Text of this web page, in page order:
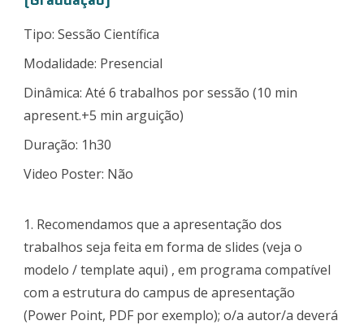
Tipo: Sessão Científica
Modalidade: Presencial
Dinâmica: Até 6 trabalhos por sessão (10 min
apresent.+5 min arguição)
Duração: 1h30
Video Poster: Não
1. Recomendamos que a apresentação dos
trabalhos seja feita em forma de slides (veja o
modelo / template aqui) , em programa compatível
com a estrutura do campus de apresentação
(Power Point, PDF por exemplo); o/a autor/a deverá